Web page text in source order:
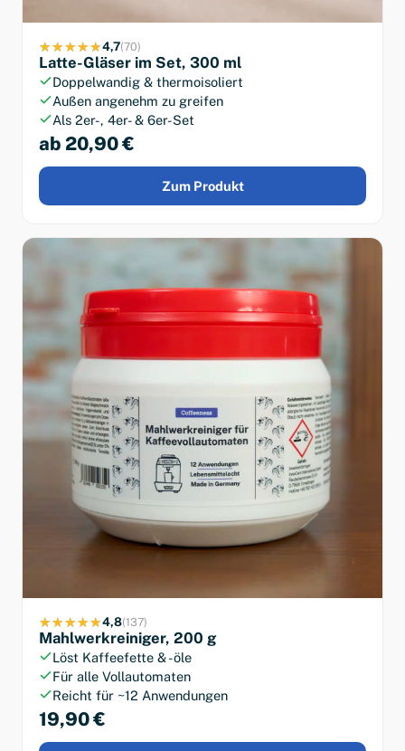
4,7(70)
Latte-Gläser im Set, 300 ml
Doppelwandig & thermoisoliert
Außen angenehm zu greifen
Als 2er-, 4er- & 6er-Set
ab 20,90 €
Zum Produkt
4,8(137)
Mahlwerkreiniger, 200 g
Löst Kaffeefette & -öle
Für alle Vollautomaten
Reicht für ~12 Anwendungen
19,90 €